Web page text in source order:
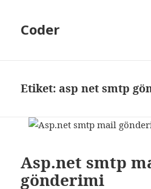
Coder
Etiket: asp net smtp
Asp.net smtp
gönderimi